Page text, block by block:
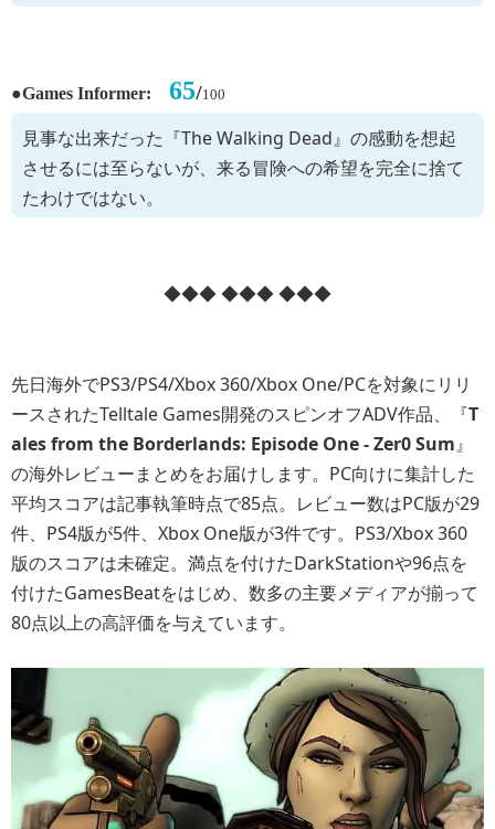
●Games Informer: 65/100
見事な出来だった『The Walking Dead』の感動を想起
させるには至らないが、来る冒険への希望を完全に捨て
たわけではない。
◆◆◆ ◆◆◆ ◆◆◆
先日海外でPS3/PS4/Xbox 360/Xbox One/PCを対象にリリ
ースされたTelltale Games開発のスピンオフADV作品、『T
ales from the Borderlands: Episode One - Zer0 Sum』
の海外レビューまとめをお届けします。PC向けに集計した
平均スコアは記事執筆時点で85点。レビュー数はPC版が29
件、PS4版が5件、Xbox One版が3件です。PS3/Xbox 360
版のスコアは未確定。満点を付けたDarkStationや96点を
付けたGamesBeatをはじめ、数多の主要メディアが揃って
80点以上の高評価を与えています。